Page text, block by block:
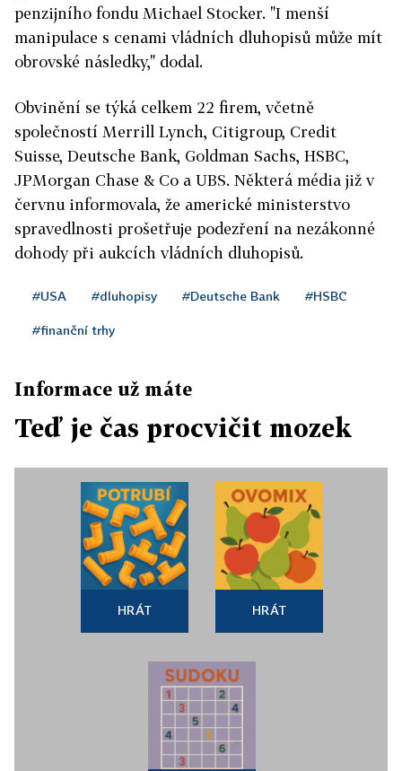
penzijního fondu Michael Stocker. "I menší
manipulace s cenami vládních dluhopisů může mít
obrovské následky," dodal.
Obvinění se týká celkem 22 firem, včetně
společností Merrill Lynch, Citigroup, Credit
Suisse, Deutsche Bank, Goldman Sachs, HSBC,
JPMorgan Chase & Co a UBS. Některá média již v
červnu informovala, že americké ministerstvo
spravedlnosti prošetřuje podezření na nezákonné
dohody při aukcích vládních dluhopisů.
#USA #dluhopisy #Deutsche Bank #HSBC
#finanční trhy
Informace už máte
Teď je čas procvičit mozek
HRÁT HRÁT